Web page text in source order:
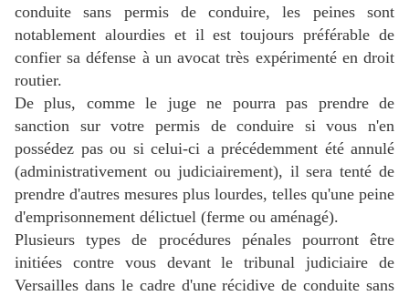
conduite sans permis de conduire, les peines sont
notablement alourdies et il est toujours préférable de
confier sa défense à un avocat très expérimenté en droit
routier.
De plus, comme le juge ne pourra pas prendre de
sanction sur votre permis de conduire si vous n'en
possédez pas ou si celui-ci a précédemment été annulé
(administrativement ou judiciairement), il sera tenté de
prendre d'autres mesures plus lourdes, telles qu'une peine
d'emprisonnement délictuel (ferme ou aménagé).
Plusieurs types de procédures pénales pourront être
initiées contre vous devant le tribunal judiciaire de
Versailles dans le cadre d'une récidive de conduite sans